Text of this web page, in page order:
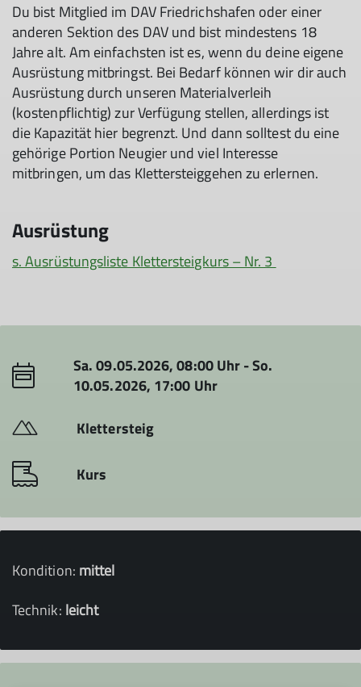
Du bist Mitglied im DAV Friedrichshafen oder einer
anderen Sektion des DAV und bist mindestens 18
Jahre alt. Am einfachsten ist es, wenn du deine eigene
Ausrüstung mitbringst. Bei Bedarf können wir dir auch
Ausrüstung durch unseren Materialverleih
(kostenpflichtig) zur Verfügung stellen, allerdings ist
die Kapazität hier begrenzt. Und dann solltest du eine
gehörige Portion Neugier und viel Interesse
mitbringen, um das Klettersteiggehen zu erlernen.
Ausrüstung
s. Ausrüstungsliste Klettersteigkurs – Nr. 3
Sa. 09.05.2026, 08:00 Uhr - So.
10.05.2026, 17:00 Uhr
Klettersteig
Kurs
Kondition: mittel
Technik: leicht